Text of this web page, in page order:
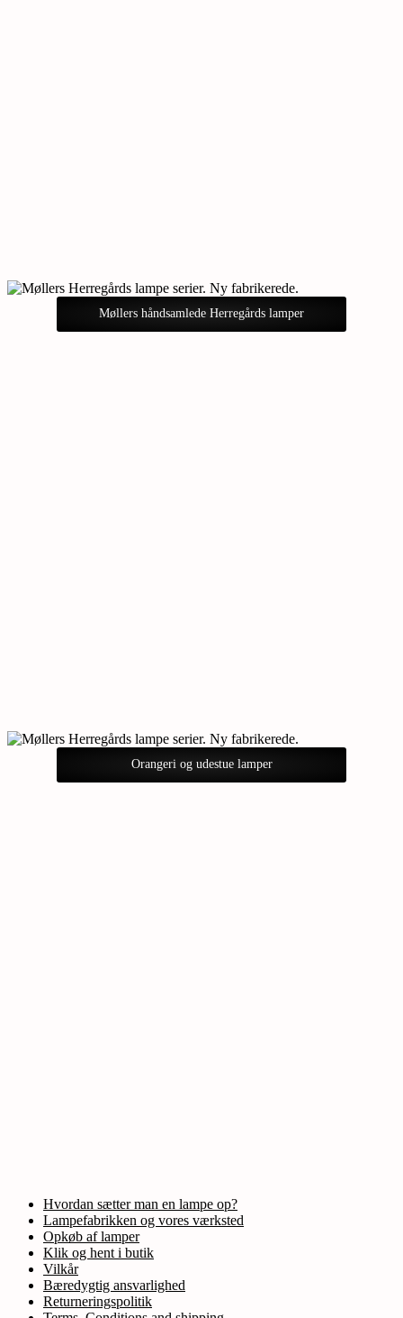
Møllers håndsamlede Herregårds lamper
Orangeri og udestue lamper
Hvordan sætter man en lampe op?
Lampefabrikken og vores værksted
Opkøb af lamper
Klik og hent i butik
Vilkår
Bæredygtig ansvarlighed
Returneringspolitik